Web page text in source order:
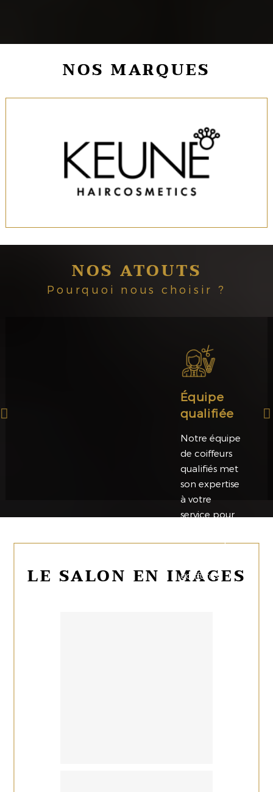
NOS MARQUES
NOS ATOUTS
Pourquoi nous choisir ?
Équipe
qualifiée
Notre équipe
de coiffeurs
qualifiés met
son expertise
à votre
service pour
personnalisés
coiffures
LE SALON EN IMAGES